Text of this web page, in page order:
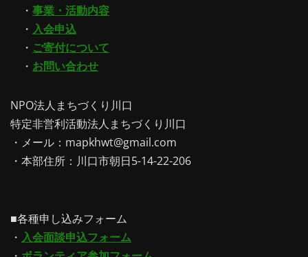
・ 事業・活動内容
・ 入会申込
・ ご寄付について
・ お問い合わせ
NPO法人まちづくり川口
特定非営利活動法人まちづくり川口
・メール：mapkhwt@gmail.com
・本部住所：川口市朝日5-14-22-206
■各種申し込みフォーム
・ 入会面談申込フォーム